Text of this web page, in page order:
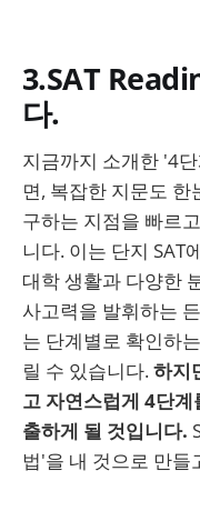
3.SAT
다.
지금까지 소개한 '4
면, 복잡한 지문도
구하는 지점을 빠르
니다. 이는 단지 SAT
대학 생활과 다양한
사고력을 발휘하는
는 단계별로 확인하
릴 수 있습니다.하지
고 자연스럽게 4단
출하게 될 것입니다.
법'을 내 것으로 만들